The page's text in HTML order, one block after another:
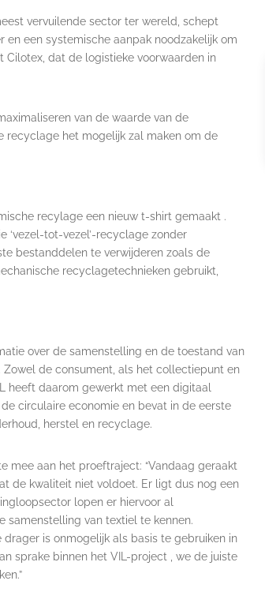
vervuilende sector ter wereld, schept
een systemische aanpak noodzakelijk om
dat de logistieke voorwaarden in
van de waarde van de
recyclage het mogelijk zal maken om de
recylage een nieuw t-shirt gemaakt .
‘vezel-tot-vezel’-recyclage zonder
bestanddelen te verwijderen zoals de
recyclagetechnieken gebruikt,
over de samenstelling en de toestand van
de consument, als het collectiepunt en
heeft daarom gewerkt met een digitaal
circulaire economie en bevat in de eerste
herstel en recyclage.
mee aan het proeftraject: “Vandaag geraakt
de kwaliteit niet voldoet. Er ligt dus nog een
lopen er hiervoor al
samenstelling van textiel te kennen.
is onmogelijk als basis te gebruiken in
sprake binnen het VIL-project , we de juiste